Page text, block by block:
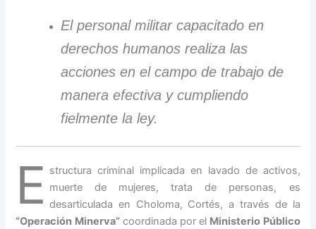
El personal militar capacitado en
derechos humanos realiza las
acciones en el campo de trabajo de
manera efectiva y cumpliendo
fielmente la ley.
E structura criminal implicada en lavado de activos,
muerte de mujeres, trata de personas, es
desarticulada en Choloma, Cortés, a través de la
“Operación Minerva”coordinada por el Ministerio Público